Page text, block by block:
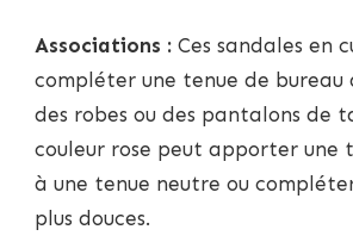
Associations : Ces sandales en
compléter une tenue de bureau
des robes ou des pantalons de
couleur rose peut apporter une
à une tenue neutre ou
plus douces.